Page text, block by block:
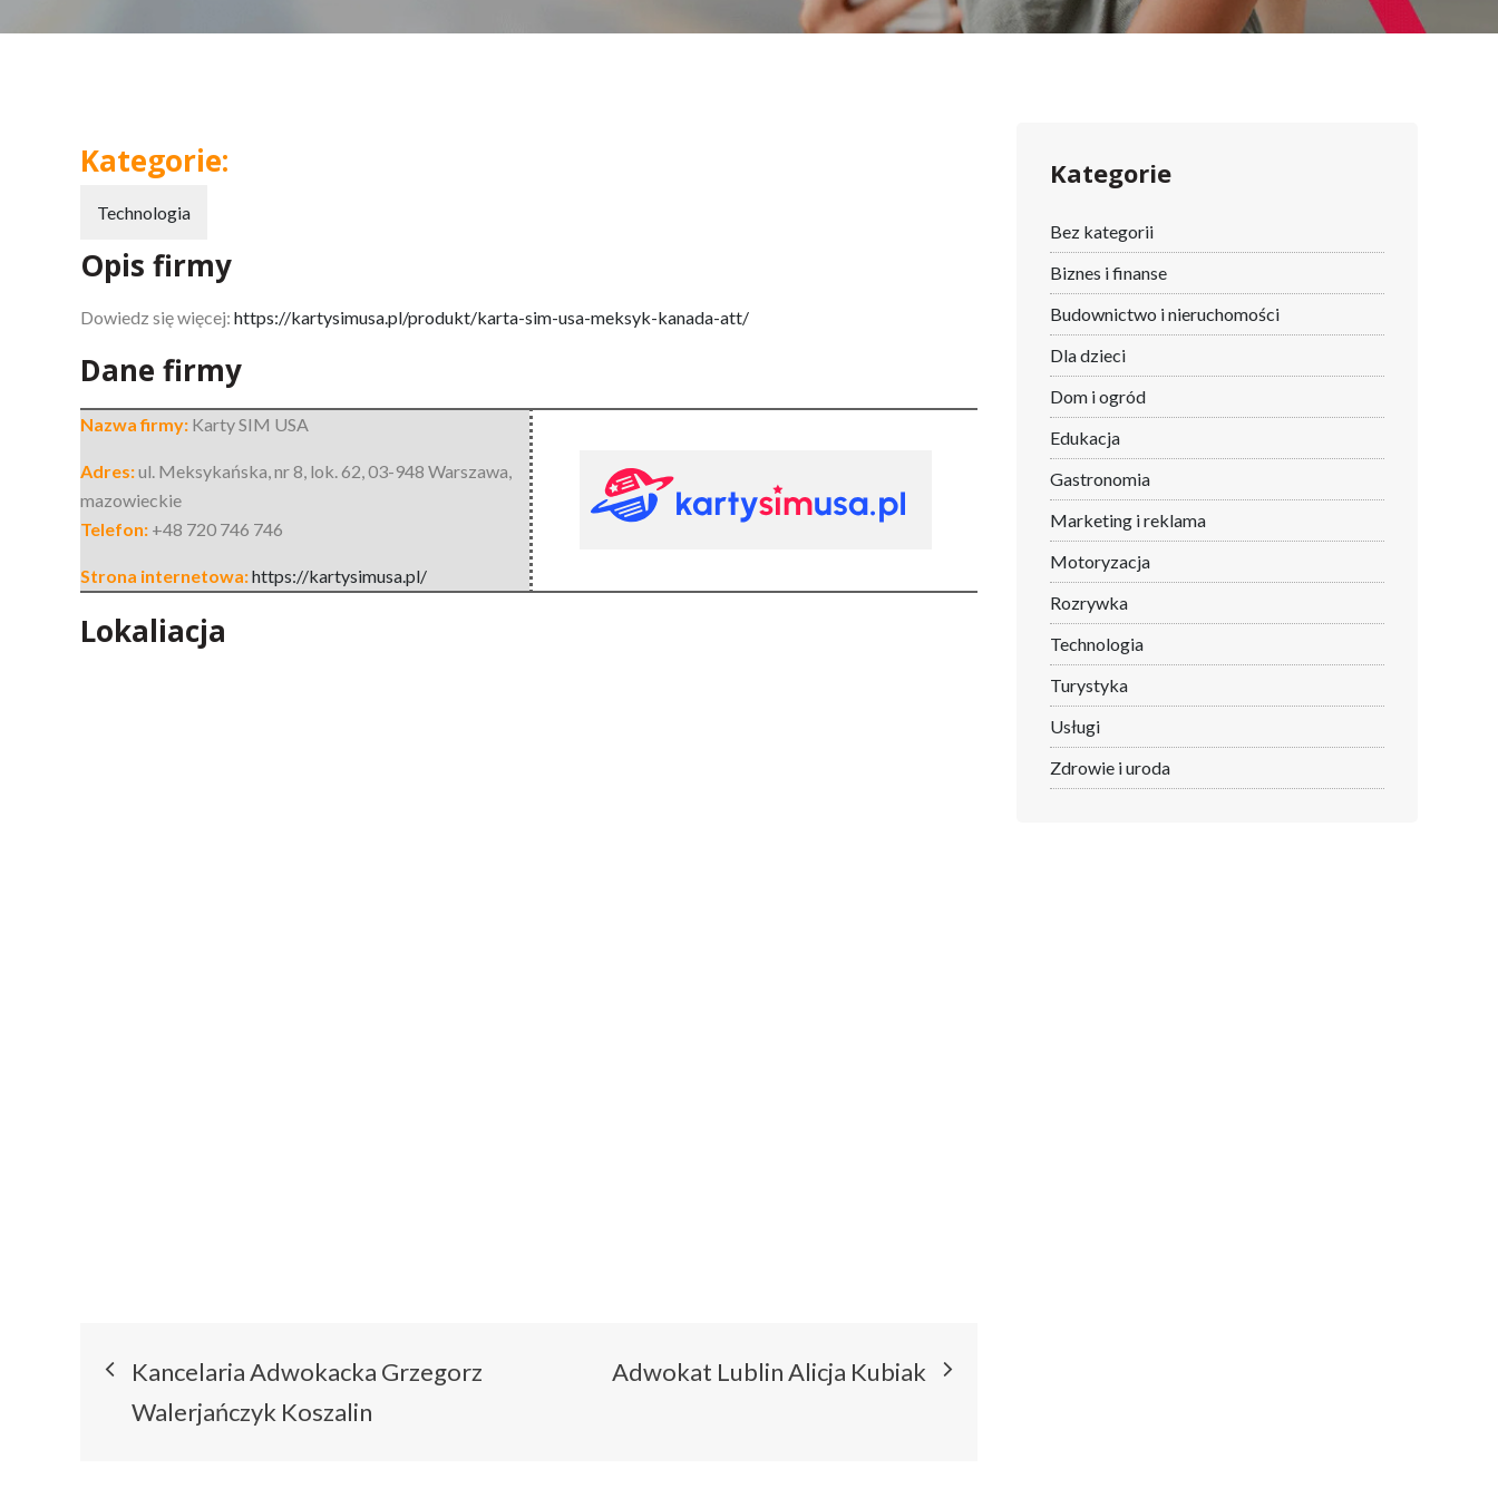
Kategorie:
Technologia
Opis firmy
Dowiedz się więcej: https://kartysimusa.pl/produkt/karta-sim-usa-meksyk-kanada-att/
Dane firmy
Nazwa firmy: Karty SIM USA
Adres:ul. Meksykańska, nr 8, lok. 62,03-948 Warszawa,
mazowieckie
Telefon: +48 720 746 746
Strona internetowa:https://kartysimusa.pl/
Lokaliacja
Nawigacja
wpisu
Kancelaria Adwokacka Grzegorz
Walerjańczyk Koszalin
Adwokat Lublin Alicja Kubiak
Kategorie
Bez kategorii
Biznes i finanse
Budownictwo i nieruchomości
Dla dzieci
Dom i ogród
Edukacja
Gastronomia
Marketing i reklama
Motoryzacja
Rozrywka
Technologia
Turystyka
Usługi
Zdrowie i uroda